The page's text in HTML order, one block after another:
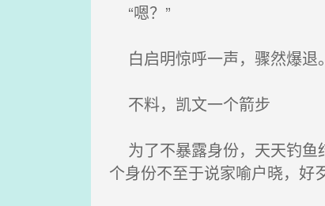
“嗯？”
白启明惊呼一声，骤然爆退。
不料，凯文一个箭步
为了不暴露身份，天天钓鱼
个身份不至于说家喻户晓，好